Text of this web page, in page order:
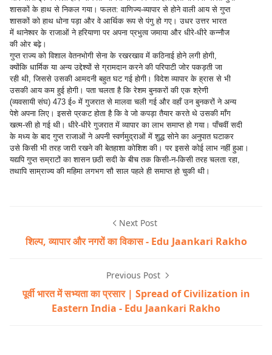
शासकों के हाथ से निकल गया। फलत: वाणिज्य-व्यापार से होने वाली आय से गुप्त
शासकों को हाथ धोना पड़ा और वे आर्थिक रूप से पंगु हो गए। उधर उत्तर भारत
में थानेश्वर के राजाओं ने हरियाणा पर अपना प्रभुत्व जमाया और धीरे-धीरे कन्नौज
की ओर बढ़े।
गुप्त राज्य को विशाल वेतनभोगी सेना के रखरखाव में कठिनाई होने लगी होगी,
क्योंकि धार्मिक या अन्य उद्देश्यों से ग्रामदान करने की परिपाटी जोर पकड़ती जा
रही थी, जिससे उसकी आमदनी बहुत घट गई होगी। विदेश व्यापार के ह्रास से भी
उसकी आय कम हुई होगी। पता चलता है कि रेशम बुनकरों की एक श्रेणी
(व्यवसायी संघ) 473 ई० में गुजरात से मालवा चली गई और वहाँ उन बुनकरों ने अन्य
पेशे अपना लिए। इससे प्रकट होता है कि वे जो कपड़ा तैयार करते थे उसकी माँग
खत्म-सी हो गई थी। धीरे-धीरे गुजरात में व्यापार का लाभ समाप्त हो गया। पाँचवीं सदी
के मध्य के बाद गुप्त राजाओं ने अपनी स्वर्णमुद्राओं में शुद्ध सोने का अनुपात घटाकर
उसे किसी भी तरह जारी रखने की बेतहाशा कोशिश की। पर इससे कोई लाभ नहीं हुआ।
यद्यपि गुप्त सम्राटों का शासन छठी सदी के बीच तक किसी-न-किसी तरह चलता रहा,
तथापि साम्राज्य की महिमा लगभग सौ साल पहले ही समाप्त हो चुकी थी।
Next Post
शिल्प, व्यापार और नगरों का विकास - Edu Jaankari Rakho
Previous Post
पूर्वी भारत में सभ्यता का प्रसार | Spread of Civilization in
Eastern India - Edu Jaankari Rakho